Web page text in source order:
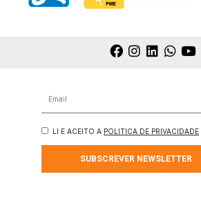
LI E ACEITO A POLITICA DE PRIVACIDADE
SUBSCREVER NEWSLETTER